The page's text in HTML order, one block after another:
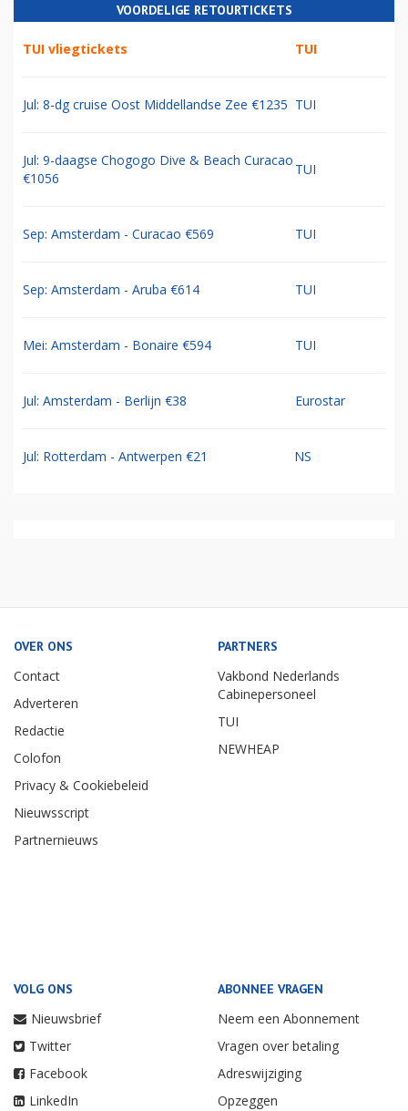
VOORDELIGE RETOURTICKETS
TUI vliegtickets TUI
Jul: 8-dg cruise Oost Middellandse Zee €1235 TUI
Jul: 9-daagse Chogogo Dive & Beach Curacao
€1056
TUI
Sep: Amsterdam - Curacao €569 TUI
Sep: Amsterdam - Aruba €614 TUI
Mei: Amsterdam - Bonaire €594 TUI
Jul: Amsterdam - Berlijn €38 Eurostar
Jul: Rotterdam - Antwerpen €21 NS
OVER ONS
Contact
Adverteren
Redactie
Colofon
Privacy & Cookiebeleid
Nieuwsscript
Partnernieuws
PARTNERS
Vakbond Nederlands
Cabinepersoneel
TUI
NEWHEAP
VOLG ONS
Nieuwsbrief
Twitter
Facebook
LinkedIn
ABONNEE VRAGEN
Neem een Abonnement
Vragen over betaling
Adreswijziging
Opzeggen